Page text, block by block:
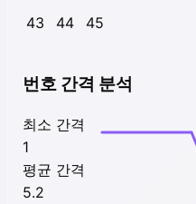
43
44 45
번호 간격 분석
최소 간격
1
평균 간격
5.2